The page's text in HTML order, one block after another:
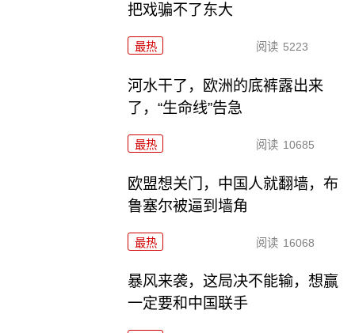
把戏骗不了东大
最热 阅读 5223
河水干了，欧洲的底裤露出来
了，“生命线”告急
最热 阅读 10685
欧盟想关门，中国人就翻墙，布
鲁塞尔被逼到墙角
最热 阅读 16068
暴风来袭，这局决不能输，想赢
一定要和中国联手